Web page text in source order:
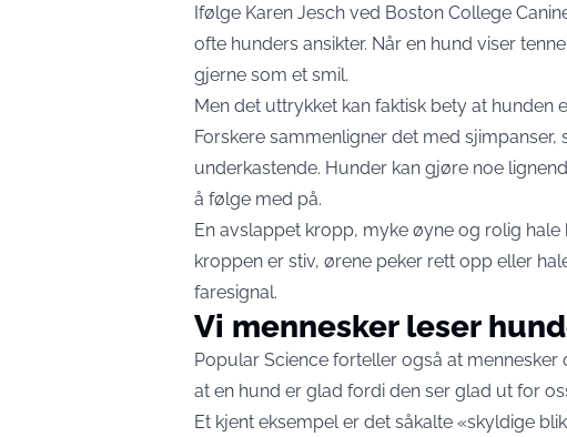
Ifølge Karen Jesch ved Boston College
ofte hunders ansikter. Når en hund viser
gjerne som et smil.
Men det uttrykket kan faktisk bety at hunden
Forskere sammenligner det med
underkastende. Hunder kan gjøre noe
å følge med på.
En avslappet kropp, myke øyne og rolig
kroppen er stiv, ørene peker rett opp eller
faresignal.
Vi mennesker leser
Popular Science forteller også at
at en hund er glad fordi den ser glad ut for
Et kjent eksempel er det såkalte «skyldige